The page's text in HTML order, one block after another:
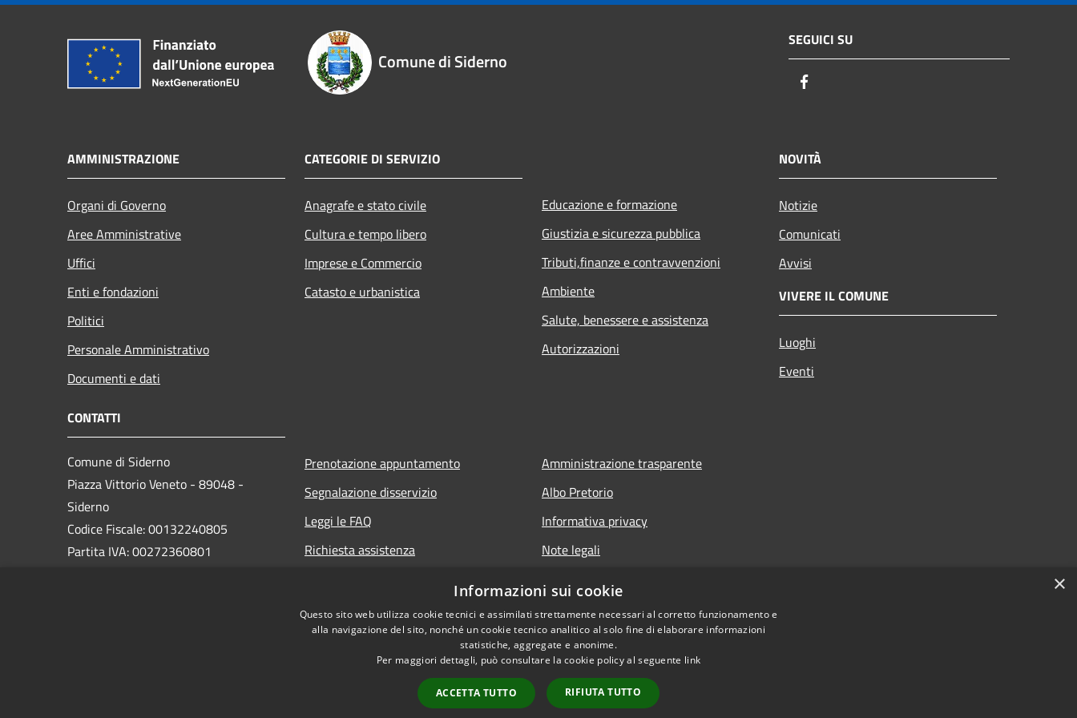
Comune di Siderno
SEGUICI SU
AMMINISTRAZIONE
Organi di Governo
Aree Amministrative
Uffici
Enti e fondazioni
Politici
Personale Amministrativo
Documenti e dati
CATEGORIE DI SERVIZIO
Anagrafe e stato civile
Cultura e tempo libero
Imprese e Commercio
Catasto e urbanistica
Educazione e formazione
Giustizia e sicurezza pubblica
Tributi,finanze e contravvenzioni
Ambiente
Salute, benessere e assistenza
Autorizzazioni
NOVITÀ
Notizie
Comunicati
Avvisi
VIVERE IL COMUNE
Luoghi
Eventi
CONTATTI
Comune di Siderno
Piazza Vittorio Veneto - 89048 -
Siderno
Codice Fiscale: 00132240805
Partita IVA: 00272360801
Prenotazione appuntamento
Segnalazione disservizio
Leggi le FAQ
Richiesta assistenza
Amministrazione trasparente
Albo Pretorio
Informativa privacy
Note legali
×
Informazioni sui cookie
Questo sito web utilizza cookie tecnici e assimilati strettamente necessari al corretto funzionamento e
alla navigazione del sito, nonché un cookie tecnico analitico al solo fine di elaborare informazioni
statistiche, aggregate e anonime.
Per maggiori dettagli, può consultare la cookie policy al seguente link
ACCETTA TUTTO RIFIUTA TUTTO